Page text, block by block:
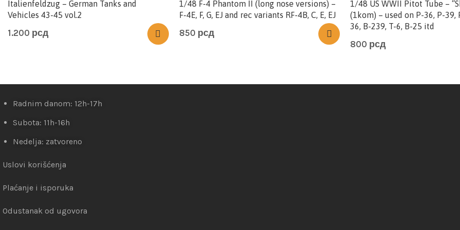
Italienfeldzug – German Tanks and
Vehicles 43-45 vol.2
1.200 рсд
1/48 F-4 Phantom II (long nose versions) –
F-4E, F, G, EJ and rec variants RF-4B, C, E, EJ
850 рсд
1/48 US WWII Pitot Tube –
(1kom) – used on P-36, P-39,
36, B-239, T-6, B-25 itd
800 рсд
Radnim danom: 12h-17h
Subota: 11h-16h
Nedelja: zatvoreno
Uslovi korišćenja
Plaćanje i isporuka
Odustanak od ugovora